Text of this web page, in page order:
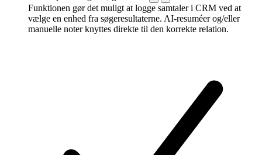
Funktionen gør det muligt at logge samtaler i CRM ved at
vælge en enhed fra søgeresultaterne. AI-resuméer og/eller
manuelle noter knyttes direkte til den korrekte relation.